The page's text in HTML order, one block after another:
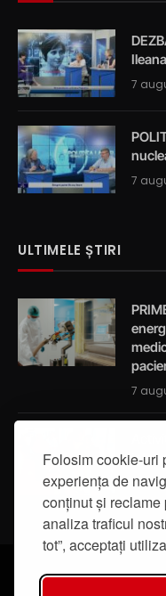
Folosim cookie-uri
experiența de
conținut și
analiza traficul
tot”, acceptați
7
7
ULTIMELE ȘTIRI
7
7